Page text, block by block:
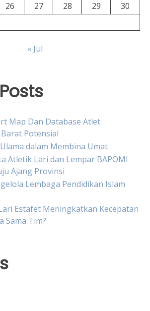
26 27 28 29
30
« Jul
Map Dan Database Atlet
Potensial
dalam Membina Umat
Atletik Lari dan Lempar BAPOMI
Ajang Provinsi
Lembaga Pendidikan Islam
Estafet Meningkatkan Kecepatan
Sama Tim?